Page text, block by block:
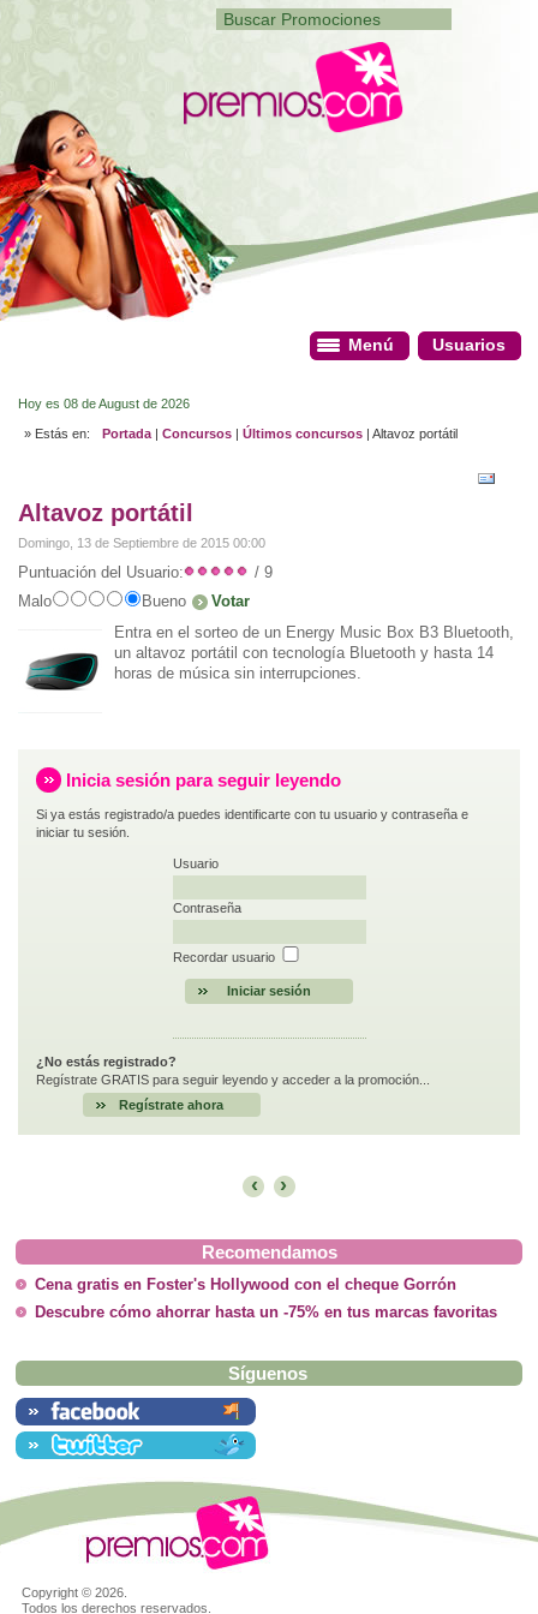
Menú
Menú Usuarios
Usuarios
Hoy es 08 de August de 2026
» Estás en: Portada | Concursos | Últimos concursos | Altavoz portátil
Altavoz portátil
Domingo, 13 de Septiembre de 2015 00:00
Puntuación del Usuario:
/ 9
Malo
Bueno
Entra en el sorteo de un Energy Music Box B3 Bluetooth,
un altavoz portátil con tecnología Bluetooth y hasta 14
horas de música sin interrupciones.
Inicia sesión para seguir leyendo
Si ya estás registrado/a puedes identificarte con tu usuario y contraseña e
iniciar tu sesión.
Usuario
Contraseña
Recordar usuario
¿No estás registrado?
Regístrate GRATIS para seguir leyendo y acceder a la promoción...
Regístrate ahora
‹ ›
Recomendamos
Cena gratis en Foster's Hollywood con el cheque Gorrón
Descubre cómo ahorrar hasta un -75% en tus marcas favoritas
Síguenos
Copyright © 2026.
Todos los derechos reservados.